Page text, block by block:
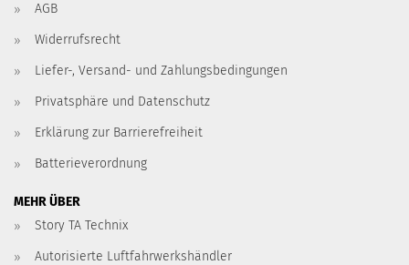
AGB
Widerrufsrecht
Liefer-, Versand- und Zahlungsbedingungen
Privatsphäre und Datenschutz
Erklärung zur Barrierefreiheit
Batterieverordnung
MEHR ÜBER
Story TA Technix
Autorisierte Luftfahrwerkshändler